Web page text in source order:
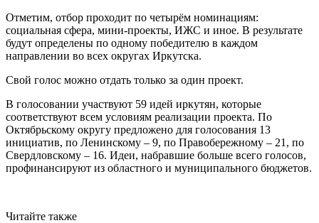
Отметим, отбор проходит по четырём номинациям:
социальная сфера, мини-проекты, ИЖС и иное. В результате
будут определены по одному победителю в каждом
направлении во всех округах Иркутска.
Свой голос можно отдать только за один проект.
В голосовании участвуют 59 идей иркутян, которые
соответствуют всем условиям реализации проекта. По
Октябрьскому округу предложено для голосования 13
инициатив, по Ленинскому – 9, по Правобережному – 21, по
Свердловскому – 16. Идеи, набравшие больше всего голосов,
профинансируют из областного и муниципального бюджетов.
Читайте также